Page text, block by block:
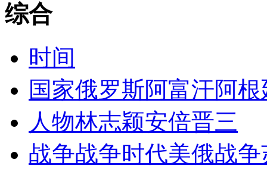
综合
时间
国家俄罗斯阿富汗阿根
人物林志颖安倍晋三
战争战争时代美俄战争